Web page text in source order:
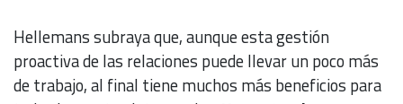
Hellemans subraya que, aunque esta gestión
proactiva de las relaciones puede llevar un poco más
de trabajo, al final tiene muchos más beneficios para